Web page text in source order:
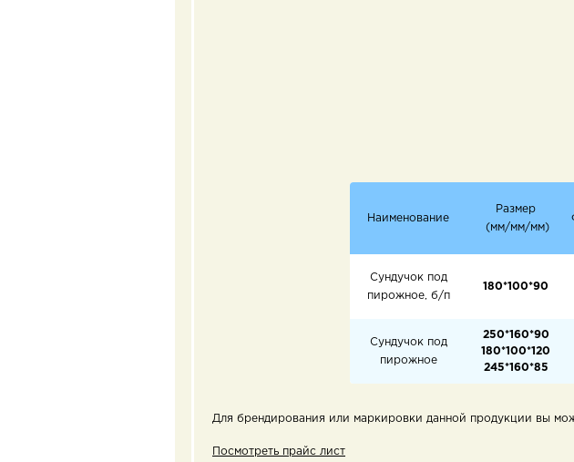
Наименование
Размер
(мм/мм/мм)
Сундучок под
пирожное, б/п
180*100*90
Сундучок под
пирожное
250*160*90
180*100*120
245*160*85
Для брендирования или маркировки данной продукции вы
Посмотреть прайс лист